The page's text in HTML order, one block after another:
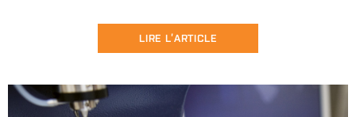
LIRE L’ARTICLE